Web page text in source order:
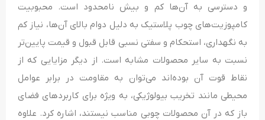
و دسترسی به آن‌ها کم و بیش نامحدود است. محبوبیت
کامپوزیت‌های چوب پلاستیک به دلیل دوام بالای آن‌ها، نیاز کم
به نگهداری، استحکام و سفتی نسبی قابل قبول و قیمت پایین‌تر
نسبت به سایر محصولات مشابه است. از دیگر مزایایی که از
نقاط قوت آن بوده‌اند می‌توان به مقاومت در برابر عوامل
محیطی مانند تخریب بیولوژیکی، به ویژه برای کاربردهای فضای
باز که در آن محصولات چوبی مناسب نیستند، اشاره کرد. علاوه